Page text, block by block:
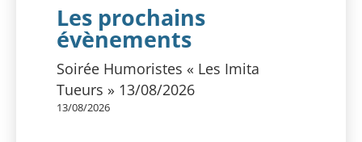
Les prochains
évènements
Soirée Humoristes « Les Imita
Tueurs » 13/08/2026
13/08/2026